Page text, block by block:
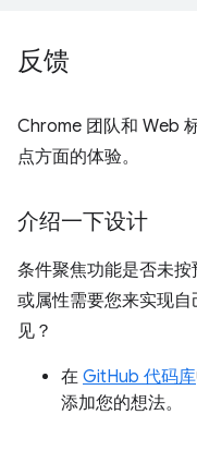
反馈
Chrome 团队和 Web
点方面的体验。
介绍一下设计
条件聚焦功能是否未
或属性需要您来实现
见？
在 GitHub 代码库
添加您的想法。